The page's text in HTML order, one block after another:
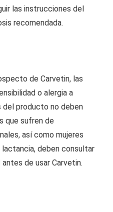
las instrucciones del
recomendada.
de Carvetin, las
o alergia a
del producto no deben
que sufren de
así como mujeres
deben consultar
de usar Carvetin.